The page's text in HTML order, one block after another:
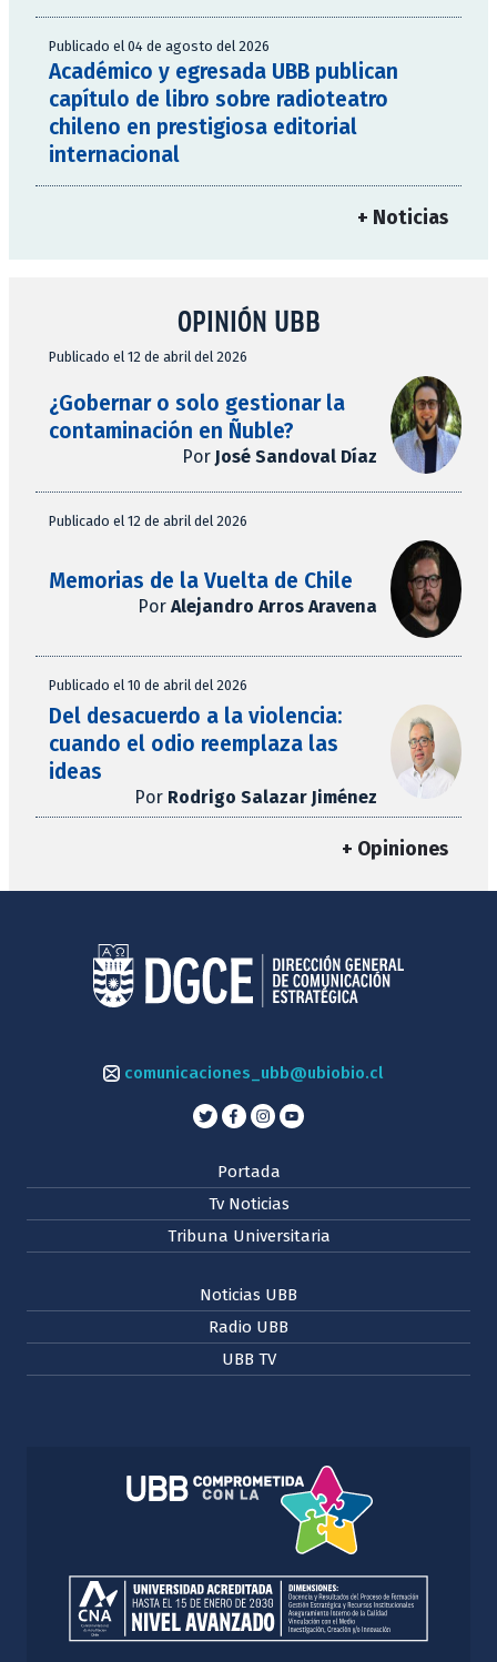
Publicado el 04 de agosto del 2026
Académico y egresada UBB publican
capítulo de libro sobre radioteatro
chileno en prestigiosa editorial
internacional
+ Noticias
OPINIÓN UBB
Publicado el 12 de abril del 2026
¿Gobernar o solo gestionar la
contaminación en Ñuble?
Por José Sandoval Díaz
Publicado el 12 de abril del 2026
Memorias de la Vuelta de Chile
Por Alejandro Arros Aravena
Publicado el 10 de abril del 2026
Del desacuerdo a la violencia:
cuando el odio reemplaza las
ideas
Por Rodrigo Salazar Jiménez
+ Opiniones
comunicaciones_ubb@ubiobio.cl
Portada
Tv Noticias
Tribuna Universitaria
Noticias UBB
Radio UBB
UBB TV